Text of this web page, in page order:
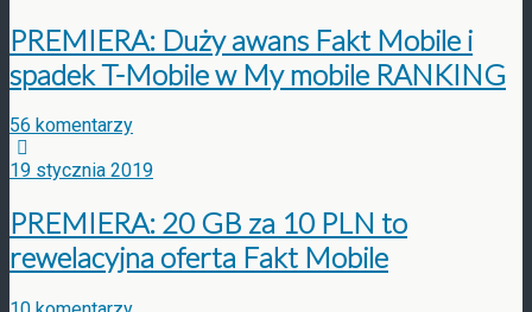
PREMIERA: Duży awans Fakt Mobile i
spadek T-Mobile w My mobile RANKING
56 komentarzy
19 stycznia 2019
PREMIERA: 20 GB za 10 PLN to
rewelacyjna oferta Fakt Mobile